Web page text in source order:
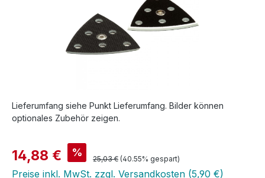
Lieferumfang siehe Punkt Lieferumfang. Bilder können
optionales Zubehör zeigen.
Verkaufspreis:
14,88 € % Regulärer Preis:
25,03 € (40.55% gespart)
Preise inkl. MwSt. zzgl. Versandkosten (5,90 €)